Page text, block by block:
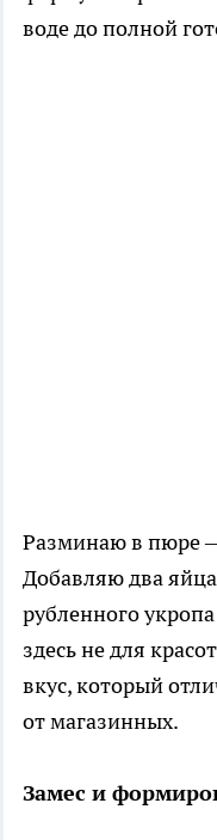
воде до полной
Разминаю в пюре
Добавляю два
рубленного
здесь не для
вкус, который
от магазинных.
Замес и